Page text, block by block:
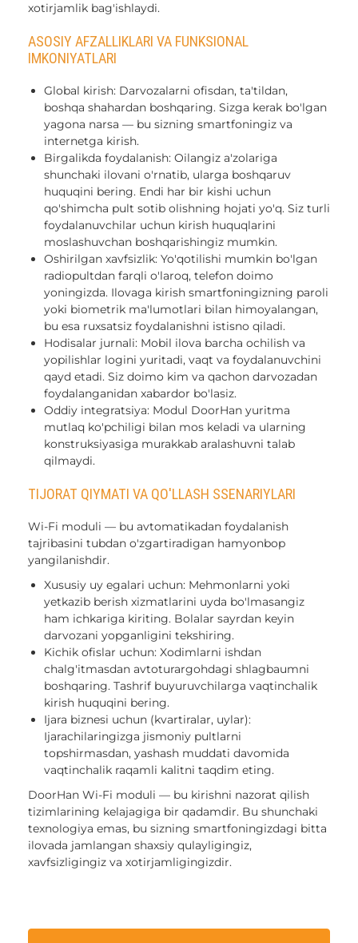
xotirjamlik bag'ishlaydi.
ASOSIY AFZALLIKLARI VA FUNKSIONAL
IMKONIYATLARI
Global kirish: Darvozalarni ofisdan, ta'tildan,
boshqa shahardan boshqaring. Sizga kerak bo'lgan
yagona narsa — bu sizning smartfoningiz va
internetga kirish.
Birgalikda foydalanish: Oilangiz a'zolariga
shunchaki ilovani o'rnatib, ularga boshqaruv
huquqini bering. Endi har bir kishi uchun
qo'shimcha pult sotib olishning hojati yo'q. Siz turli
foydalanuvchilar uchun kirish huquqlarini
moslashuvchan boshqarishingiz mumkin.
Oshirilgan xavfsizlik: Yo'qotilishi mumkin bo'lgan
radiopultdan farqli o'laroq, telefon doimo
yoningizda. Ilovaga kirish smartfoningizning paroli
yoki biometrik ma'lumotlari bilan himoyalangan,
bu esa ruxsatsiz foydalanishni istisno qiladi.
Hodisalar jurnali: Mobil ilova barcha ochilish va
yopilishlar logini yuritadi, vaqt va foydalanuvchini
qayd etadi. Siz doimo kim va qachon darvozadan
foydalanganidan xabardor bo'lasiz.
Oddiy integratsiya: Modul DoorHan yuritma
mutlaq ko'pchiligi bilan mos keladi va ularning
konstruksiyasiga murakkab aralashuvni talab
qilmaydi.
TIJORAT QIYMATI VA QO'LLASH SSENARIYLARI
Wi-Fi moduli — bu avtomatikadan foydalanish
tajribasini tubdan o'zgartiradigan hamyonbop
yangilanishdir.
Xususiy uy egalari uchun: Mehmonlarni yoki
yetkazib berish xizmatlarini uyda bo'lmasangiz
ham ichkariga kiriting. Bolalar sayrdan keyin
darvozani yopganligini tekshiring.
Kichik ofislar uchun: Xodimlarni ishdan
chalg'itmasdan avtoturargohdagi shlagbaumni
boshqaring. Tashrif buyuruvchilarga vaqtinchalik
kirish huquqini bering.
Ijara biznesi uchun (kvartiralar, uylar):
Ijarachilaringizga jismoniy pultlarni
topshirmasdan, yashash muddati davomida
vaqtinchalik raqamli kalitni taqdim eting.
DoorHan Wi-Fi moduli — bu kirishni nazorat qilish
tizimlarining kelajagiga bir qadamdir. Bu shunchaki
texnologiya emas, bu sizning smartfoningizdagi bitta
ilovada jamlangan shaxsiy qulayligingiz,
xavfsizligingiz va xotirjamligingizdir.